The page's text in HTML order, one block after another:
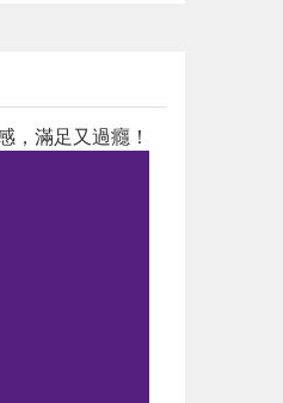
，滿足又過癮！